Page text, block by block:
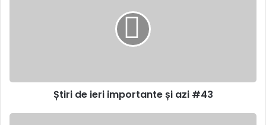
Știri de ieri importante și azi #43